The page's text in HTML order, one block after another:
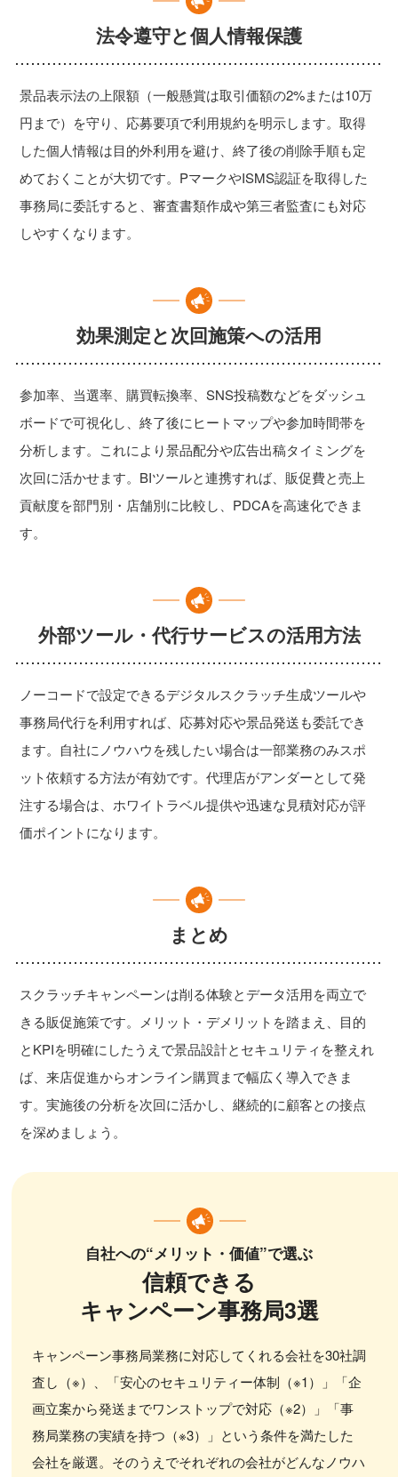
法令遵守と個人情報保護
景品表示法の上限額（一般懸賞は取引価額の2%または10万
円まで）を守り、応募要項で利用規約を明示します。取得
した個人情報は目的外利用を避け、終了後の削除手順も定
めておくことが大切です。PマークやISMS認証を取得した
事務局に委託すると、審査書類作成や第三者監査にも対応
しやすくなります。
効果測定と次回施策への活用
参加率、当選率、購買転換率、SNS投稿数などをダッシュ
ボードで可視化し、終了後にヒートマップや参加時間帯を
分析します。これにより景品配分や広告出稿タイミングを
次回に活かせます。BIツールと連携すれば、販促費と売上
貢献度を部門別・店舗別に比較し、PDCAを高速化できま
す。
外部ツール・代行サービスの活用方法
ノーコードで設定できるデジタルスクラッチ生成ツールや
事務局代行を利用すれば、応募対応や景品発送も委託でき
ます。自社にノウハウを残したい場合は一部業務のみスポ
ット依頼する方法が有効です。代理店がアンダーとして発
注する場合は、ホワイトラベル提供や迅速な見積対応が評
価ポイントになります。
まとめ
スクラッチキャンペーンは削る体験とデータ活用を両立で
きる販促施策です。メリット・デメリットを踏まえ、目的
とKPIを明確にしたうえで景品設計とセキュリティを整えれ
ば、来店促進からオンライン購買まで幅広く導入できま
す。実施後の分析を次回に活かし、継続的に顧客との接点
を深めましょう。
自社への“メリット・価値”で選ぶ
信頼できる
キャンペーン事務局3選
キャンペーン事務局業務に対応してくれる会社を30社調
査し（※）、「安心のセキュリティー体制（※1）」「企
画立案から発送までワンストップで対応（※2）」「事
務局業務の実績を持つ（※3）」という条件を満たした
会社を厳選。そのうえでそれぞれの会社がどんなノウハ